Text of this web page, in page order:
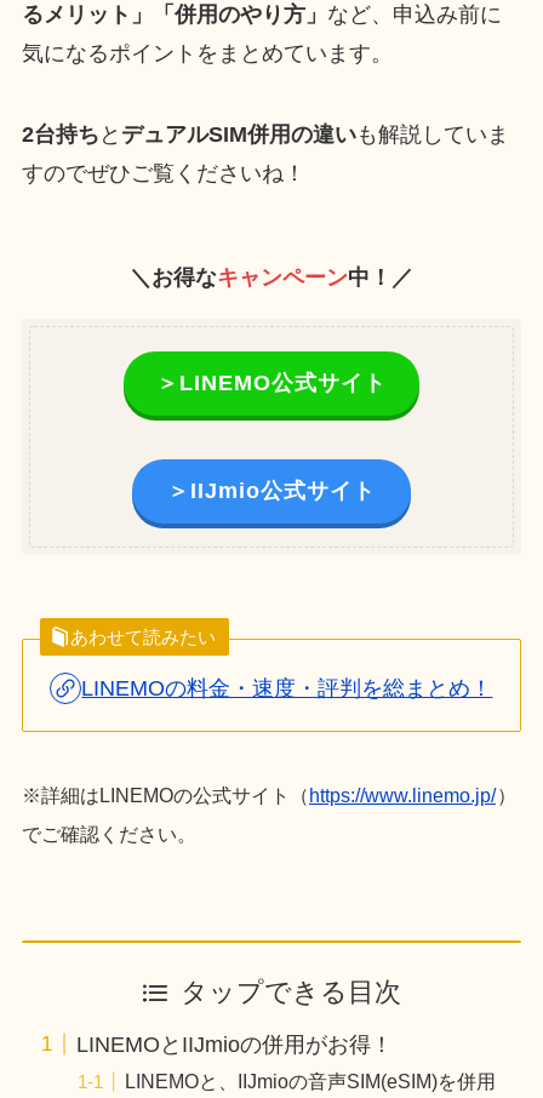
るメリット」
「併用のやり方」 など、申込み前に
気になるポイントをまとめています。
2台持ち と デュアルSIM併用の違いも解説していま
すのでぜひご覧くださいね！
＼お得なキャンペーン中！／
＞LINEMO公式サイト
＞IIJmio公式サイト
あわせて読みたい
LINEMOの料金・速度・評判を総まとめ！
※詳細はLINEMOの公式サイト（https://www.linemo.jp/）
でご確認ください。
タップできる目次
LINEMOとIIJmioの併用がお得！
LINEMOと、IIJmioの音声SIM(eSIM)を併用